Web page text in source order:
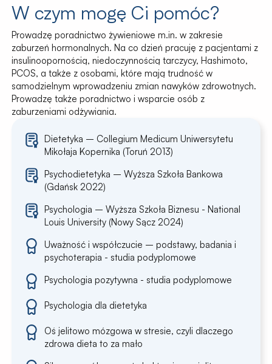
Dietetyka – Collegium Medicum Uniwersytetu
Mikołaja Kopernika (Toruń 2013)
Psychodietetyka – Wyższa Szkoła Bankowa
(Gdańsk 2022)
Psychologia – Wyższa Szkoła Biznesu - National
Louis University (Nowy Sącz 2024)
Uważność i współczucie – podstawy, badania i
psychoterapia - studia podyplomowe
Psychologia pozytywna - studia podyplomowe
Psychologia dla dietetyka
Oś jelitowo mózgowa w stresie, czyli dlaczego
zdrowa dieta to za mało
W czym mogę Ci pomóc?
Prowadzę poradnictwo żywieniowe m.in. w zakresie
zaburzeń hormonalnych. Na co dzień pracuję z pacjentami z
insulinoopornością, niedoczynnością tarczycy, Hashimoto,
PCOS, a także z osobami, które mają trudność w
samodzielnym wprowadzeniu zmian nawyków zdrowotnych.
Prowadzę także poradnictwo i wsparcie osób z
zaburzeniami odżywiania.